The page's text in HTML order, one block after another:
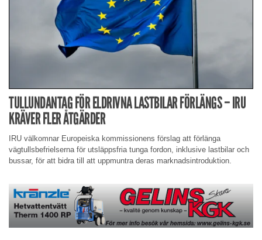
TULLUNDANTAG FÖR ELDRIVNA LASTBILAR FÖRLÄNGS – IRU
KRÄVER FLER ÅTGÄRDER
IRU välkomnar Europeiska kommissionens förslag att förlänga
vägtullsbefrielserna för utsläppsfria tunga fordon, inklusive lastbilar och
bussar, för att bidra till att uppmuntra deras marknadsintroduktion.